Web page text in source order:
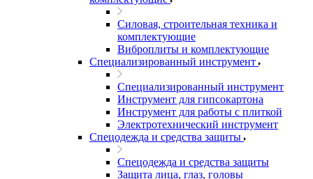
Силовая, строительная техника и
комплектующие
Виброплиты и комплектующие
Специализированный инструмент
Специализированный инструмент
Инструмент для гипсокартона
Инструмент для работы с плиткой
Электротехнический инструмент
Спецодежда и средства защиты
Спецодежда и средства защиты
Защита лица, глаз, головы